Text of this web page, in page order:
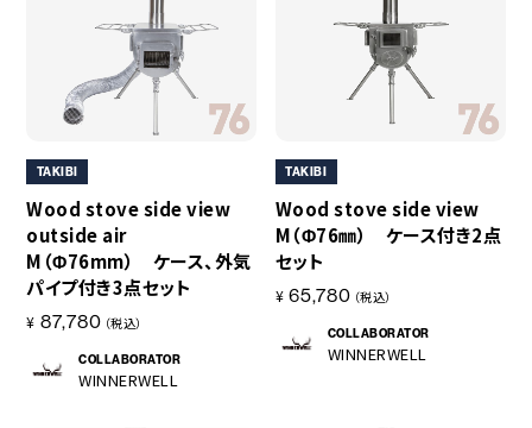
使用サイズ
◯ペグ
◯ロープ
長さ（約）4.5m・太さ（約）φ4.5mm
◯収納ケース
（約）100×350mm
重量
◯総重量
（約）0.86kg（ロープ、収納ケース含む）
◯ペグ（1本につき）
TAKIBI
Wood stove side view
outside air
M（Φ76mm） ケース、外気
パイプ付き3点セット
¥ 87,780 （税込）
COLLABORATOR
WINNERWELL
TAKIBI
Wood stove side view
M（Φ76㎜） ケース付き2点
セット
¥ 65,780 （税込）
COLLABORATOR
WINNERWELL